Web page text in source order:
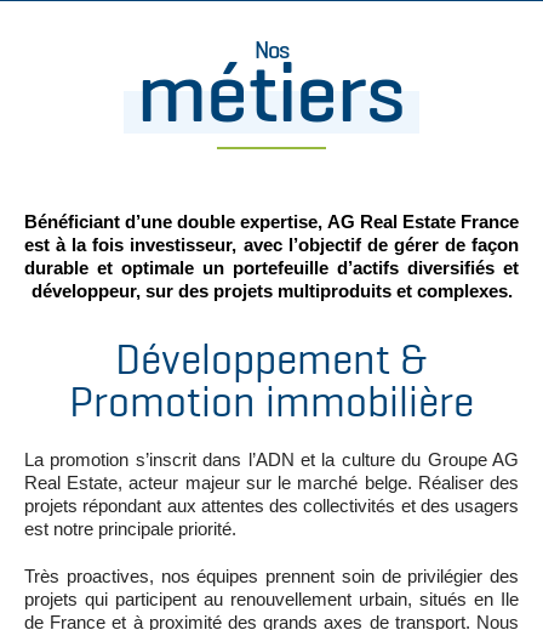
Nos
métiers
Bénéficiant d’une double expertise, AG Real Estate France
est à la fois investisseur, avec l’objectif de gérer de façon
durable et optimale un portefeuille d’actifs diversifiés et
développeur, sur des projets multiproduits et complexes.
Développement &
Promotion immobilière
La promotion s’inscrit dans l’ADN et la culture du Groupe AG
Real Estate, acteur majeur sur le marché belge. Réaliser des
projets répondant aux attentes des collectivités et des usagers
est notre principale priorité.
Très proactives, nos équipes prennent soin de privilégier des
projets qui participent au renouvellement urbain, situés en Ile
de France et à proximité des grands axes de transport. Nous